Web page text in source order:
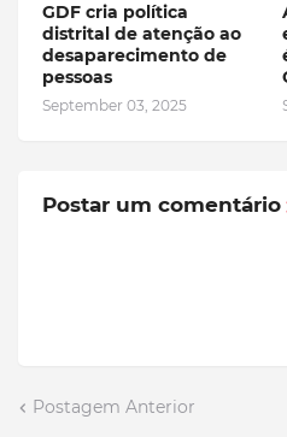
GDF cria política
distrital de atenção ao
desaparecimento de
pessoas
September 03, 2025
Postar um comentário
Postagem Anterior